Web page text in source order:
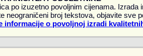
po izuzetno povoljnim cijenama.
neograničeni broj tekstova, objavite sve
informacije o povoljnoj izradi